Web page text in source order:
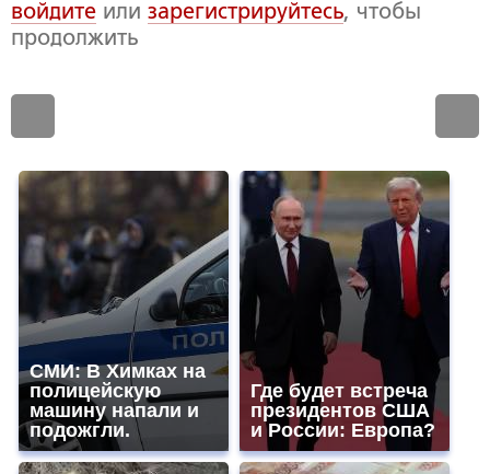
войдите или зарегистрируйтесь, чтобы
продолжить
СМИ: В Химках на
полицейскую
машину напали и
подожгли.
Где будет встреча
президентов США
и России: Европа?